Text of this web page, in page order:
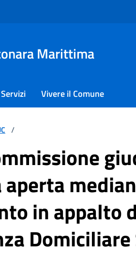
Marittima
Servizi Vivere il Comune
/
in appalto